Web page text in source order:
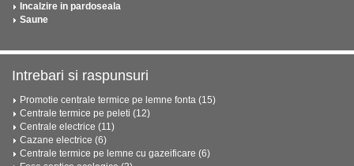
Incalzire in pardoseala
Saune
Intrebari si raspunsuri
Promotie centrale termice pe lemne fonta (15)
Centrale termice pe peleti (12)
Centrale electrice (11)
Cazane electrice (6)
Centrale termice pe lemne cu gazeificare (6)